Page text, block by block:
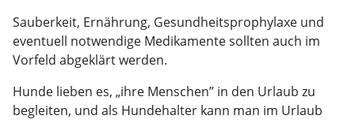
Sauberkeit, Ernährung, Gesundheitsprophylaxe und
eventuell notwendige Medikamente sollten auch im
Vorfeld abgeklärt werden.
Hunde lieben es, „ihre Menschen” in den Urlaub zu
begleiten, und als Hundehalter kann man im Urlaub